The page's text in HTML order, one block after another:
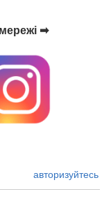
➡
авторизуйтесь